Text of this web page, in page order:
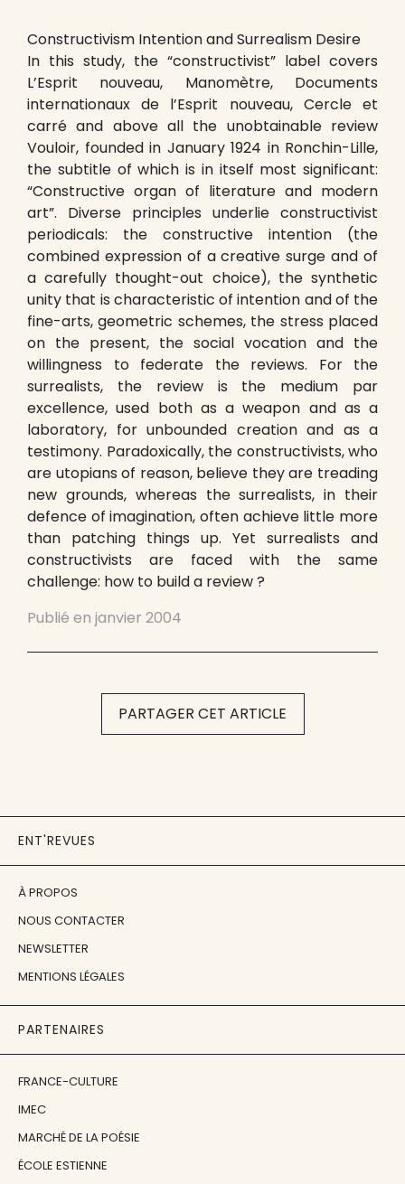
Constructivism Intention and Surrealism Desire
In this study, the “constructivist” label covers
L’Esprit nouveau, Manomètre, Documents
internationaux de l’Esprit nouveau, Cercle et
carré and above all the unobtainable review
Vouloir, founded in January 1924 in Ronchin-Lille,
the subtitle of which is in itself most significant:
“Constructive organ of literature and modern
art”. Diverse principles underlie constructivist
periodicals: the constructive intention (the
combined expression of a creative surge and of
a carefully thought-out choice), the synthetic
unity that is characteristic of intention and of the
fine-arts, geometric schemes, the stress placed
on the present, the social vocation and the
willingness to federate the reviews. For the
surrealists, the review is the medium par
excellence, used both as a weapon and as a
laboratory, for unbounded creation and as a
testimony. Paradoxically, the constructivists, who
are utopians of reason, believe they are treading
new grounds, whereas the surrealists, in their
defence of imagination, often achieve little more
than patching things up. Yet surrealists and
constructivists are faced with the same
challenge: how to build a review ?
Publié en janvier 2004
PARTAGER CET ARTICLE
ENT'REVUES
À PROPOS
NOUS CONTACTER
NEWSLETTER
MENTIONS LÉGALES
PARTENAIRES
FRANCE-CULTURE
IMEC
MARCHÉ DE LA POÉSIE
ÉCOLE ESTIENNE